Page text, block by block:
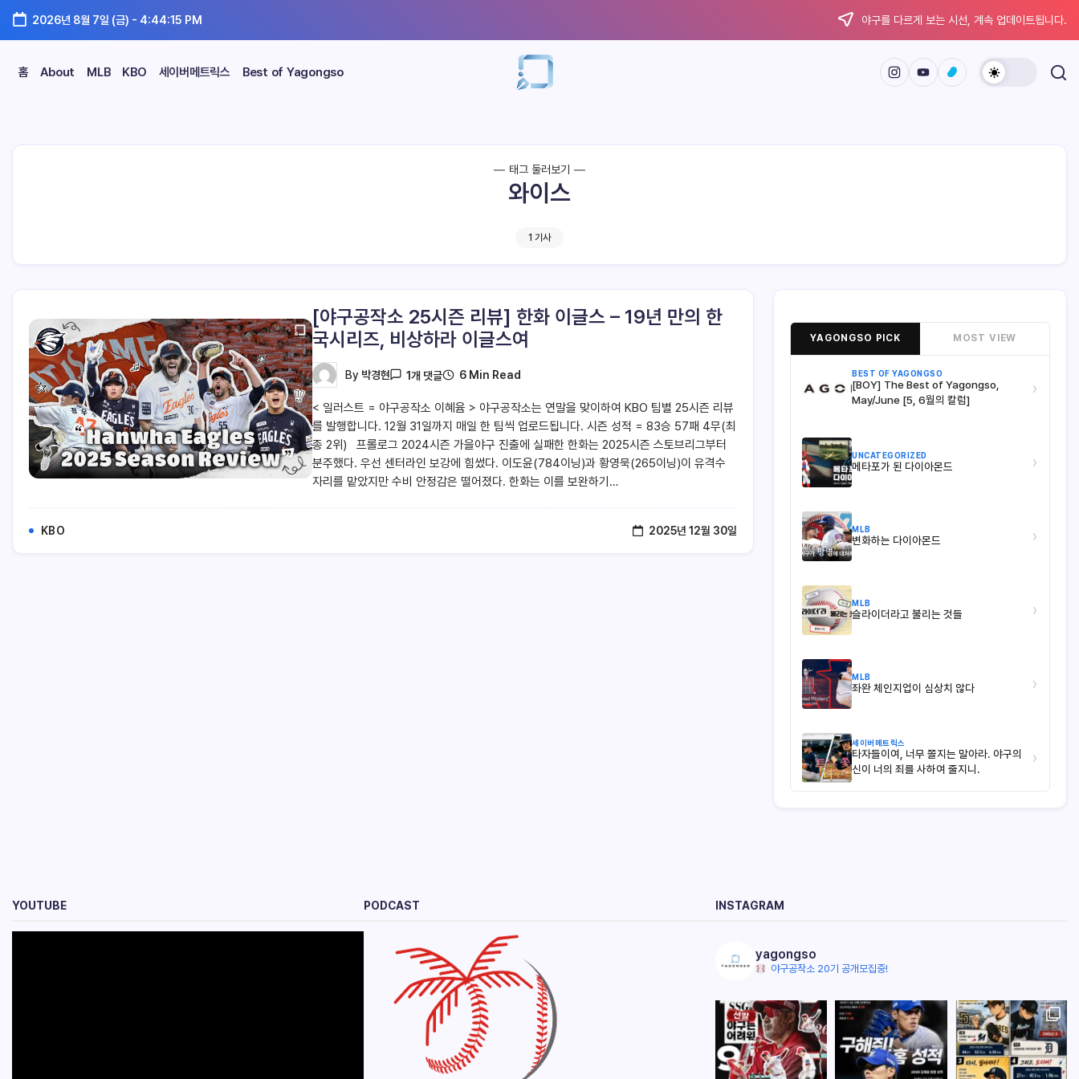
2026년 8월 7일 (금) - 4:44:15 PM 야구를 다르게 보는 시선, 계속 업데이트됩니다.
홈 About MLB KBO 세이버메트릭스 Best of Yagongso
태그 둘러보기
와이스
1 기사
[야구공작소 25시즌 리뷰] 한화 이글스 – 19년 만의 한
국시리즈, 비상하라 이글스여
By 박경현 1개 댓글 6 Min Read
< 일러스트 = 야구공작소 이혜윰 > 야구공작소는 연말을 맞이하여 KBO 팀별 25시즌 리뷰
를 발행합니다. 12월 31일까지 매일 한 팀씩 업로드됩니다. 시즌 성적 = 83승 57패 4무(최
종 2위) 프롤로그 2024시즌 가을야구 진출에 실패한 한화는 2025시즌 스토브리그부터
분주했다. 우선 센터라인 보강에 힘썼다. 이도윤(784이닝)과 황영묵(265이닝)이 유격수
자리를 맡았지만 수비 안정감은 떨어졌다. 한화는 이를 보완하기…
KBO 2025년 12월 30일
YAGONGSO PICK MOST VIEW
BEST OF YAGONGSO
[BOY] The Best of Yagongso,
May/June [5, 6월의 칼럼]
›
UNCATEGORIZED
메타포가 된 다이아몬드 ›
MLB
변화하는 다이아몬드 ›
MLB
슬라이더라고 불리는 것들 ›
MLB
좌완 체인지업이 심상치 않다 ›
세이버메트릭스
타자들이여, 너무 쫄지는 말아라. 야구의
신이 너의 죄를 사하여 줄지니.
›
YOUTUBE PODCAST INSTAGRAM
yagongso
야구공작소 20기 공개모집중!